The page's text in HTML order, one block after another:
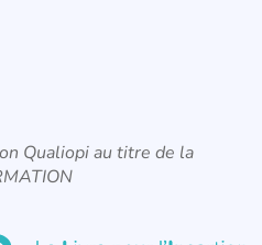
Qualiopi au titre de la